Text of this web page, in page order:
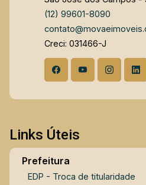
ambientes. Não
(12) 99601-8090
Creci: 031466-J
Links Úteis
Prefeitura
EDP - Troca de titularidade